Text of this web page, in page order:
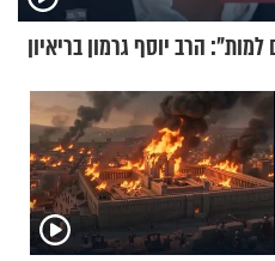
הרב יוסף גרמון בריאיון